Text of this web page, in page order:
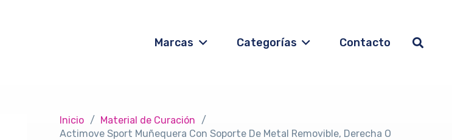
Marcas Categorías Contacto
Inicio / Material de Curación /
Actimove Sport Muñequera Con Soporte De Metal Removible, Derecha O